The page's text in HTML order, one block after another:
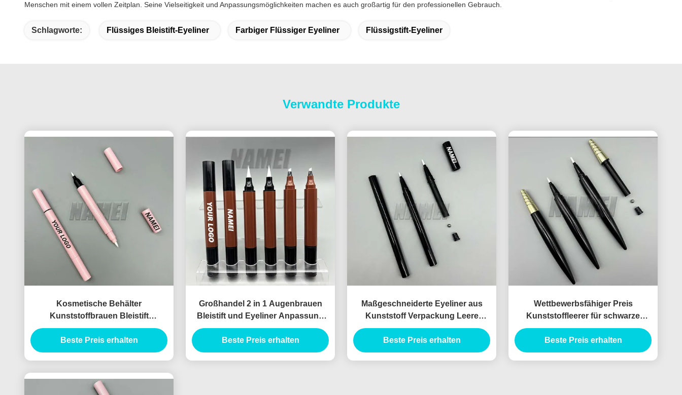
Menschen mit einem vollen Zeitplan. Seine Vielseitigkeit und Anpassungsmöglichkeiten machen es auch großartig für den professionellen Gebrauch.
Schlagworte: Flüssiges Bleistift-Eyeliner Farbiger Flüssiger Eyeliner Flüssigstift-Eyeliner
Verwandte Produkte
Kosmetische Behälter
Kunststoffbrauen Bleistift
Verpackung Flüssigkeit Eyeliner
Bleistift Behälter
Beste Preis erhalten
Großhandel 2 in 1 Augenbrauen
Bleistift und Eyeliner Anpassung
Druck Leere Augenbrauen Bleistift
und Eyeliner Tube Behälter
Beste Preis erhalten
Maßgeschneiderte Eyeliner aus
Kunststoff Verpackung Leere
Eyeliner Flasche Privatlogo Leere
Eyeliner Bleistift
Beste Preis erhalten
Wettbewerbsfähiger Preis
Kunststoffleerer für schwarze
Augen Leiter Bleistift Tube Leerer
für Augen
Beste Preis erhalten